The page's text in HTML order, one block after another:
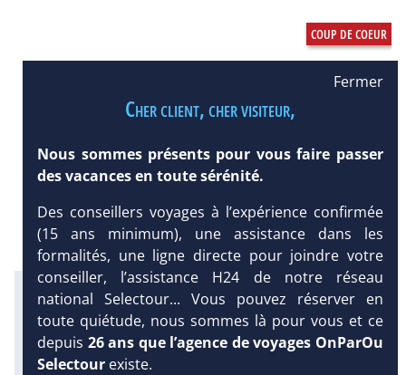
Infos météo :
27 °C
63 mm
23 °C
Infos plages :
Dist.Distance:
Long.
Fermer
Cher client, cher visiteur,
Nous sommes présents pour vous faire passer
des vacances en toute sérénité.
Des conseillers voyages à l’expérience confirmée
(15 ans minimum), une assistance dans les
formalités, une ligne directe pour joindre votre
conseiller, l’assistance H24 de notre réseau
national Selectour... Vous pouvez réserver en
toute quiétude, nous sommes là pour vous et ce
depuis 26 ans que l’agence de voyages OnParOu
Selectour existe.